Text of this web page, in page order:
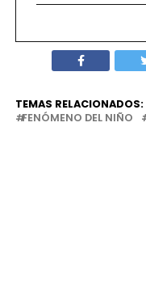
TEMAS RELACIONADOS:
FENÓMENO DEL NIÑO